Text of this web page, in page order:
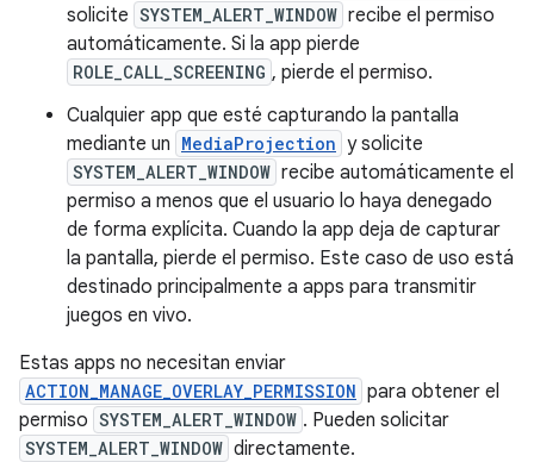
solicite SYSTEM_ALERT_WINDOW recibe el permiso
automáticamente. Si la app pierde
ROLE_CALL_SCREENING , pierde el permiso.
Cualquier app que esté capturando la pantalla
mediante un MediaProjection y solicite
SYSTEM_ALERT_WINDOW recibe automáticamente el
permiso a menos que el usuario lo haya denegado
de forma explícita. Cuando la app deja de capturar
la pantalla, pierde el permiso. Este caso de uso está
destinado principalmente a apps para transmitir
juegos en vivo.
Estas apps no necesitan enviar
ACTION_MANAGE_OVERLAY_PERMISSION para obtener el
permiso SYSTEM_ALERT_WINDOW . Pueden solicitar
SYSTEM_ALERT_WINDOW directamente.